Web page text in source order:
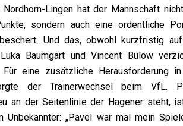
Lingen hat der Mannschaft
sondern auch eine ordentliche
Und das, obwohl kurzfristig
Baumgart und Vincent Bülow
eine zusätzliche Herausforderung
der Trainerwechsel beim VfL.
an der Seitenlinie der Hagener steht,
Unbekannter: „Pavel war mal mein